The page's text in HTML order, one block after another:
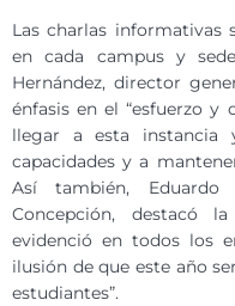
Las charlas informativas
en cada campus y
Hernández, director
énfasis en el “esfuerzo y
llegar a esta
capacidades y a
Así también,
Concepción, destacó
evidenció en todos los
ilusión de que este año
estudiantes”.